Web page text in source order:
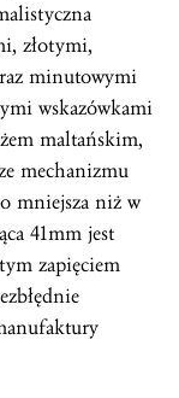
złotymi,
minutowymi
wskazówkami
maltańskim,
mechanizmu
mniejsza niż w
41mm jest
zapięciem